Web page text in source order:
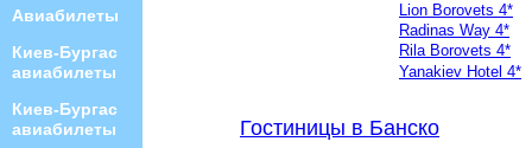
Авиабилеты
Киев-Бургас
авиабилеты
Киев-Бургас
авиабилеты
Lion Borovets 4*
Radinas Way 4*
Rila Borovets 4*
Yanakiev Hotel 4*
Гостиницы в Банско